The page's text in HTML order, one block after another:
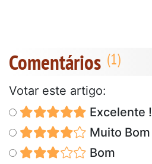
Comentários
Votar este artigo:
Excelente !
Muito Bom
Bom